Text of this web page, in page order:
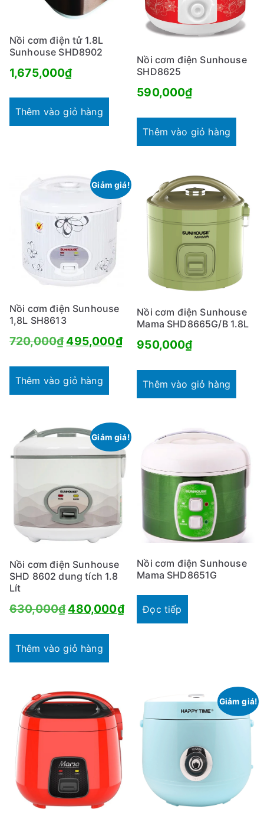
Nồi cơm điện tử 1.8L
Sunhouse SHD8902
1,675,000₫
Thêm vào giỏ hàng
Nồi cơm điện Sunhouse
SHD8625
590,000₫
Thêm vào giỏ hàng
Giảm giá!
Nồi cơm điện Sunhouse
1,8L SH8613
720,000₫Giá
là:
495,000₫Giá
495,000₫.
Thêm vào giỏ hàng
Nồi cơm điện Sunhouse
Mama SHD8665G/B 1.8L
950,000₫
Thêm vào giỏ hàng
Giảm giá!
Nồi cơm điện Sunhouse
SHD 8602 dung tích 1.8
Lít
630,000₫Giá
là:
480,000₫Giá
Thêm vào giỏ hàng
Nồi cơm điện Sunhouse
Mama SHD8651G
Đọc tiếp
Giảm giá!